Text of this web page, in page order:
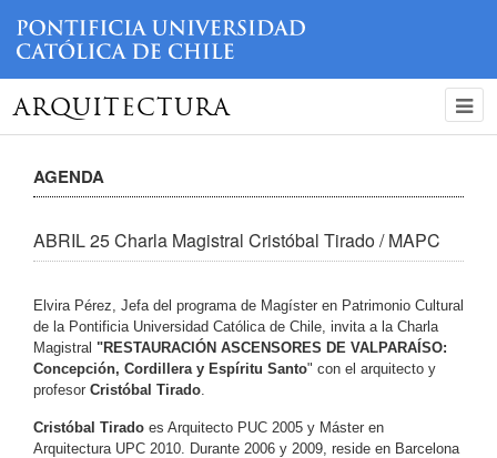
ARQUITECTURA
AGENDA
ABRIL 25 Charla Magistral Cristóbal Tirado / MAPC
Elvira Pérez, Jefa del programa de Magíster en Patrimonio Cultural
de la Pontificia Universidad Católica de Chile, invita a la Charla
Magistral "RESTAURACIÓN ASCENSORES DE VALPARAÍSO:
Concepción, Cordillera y Espíritu Santo" con el arquitecto y
profesor Cristóbal Tirado
Cristóbal Tirado es Arquitecto PUC 2005 y Máster en
Arquitectura UPC 2010. Durante 2006 y 2009, reside en Barcelona